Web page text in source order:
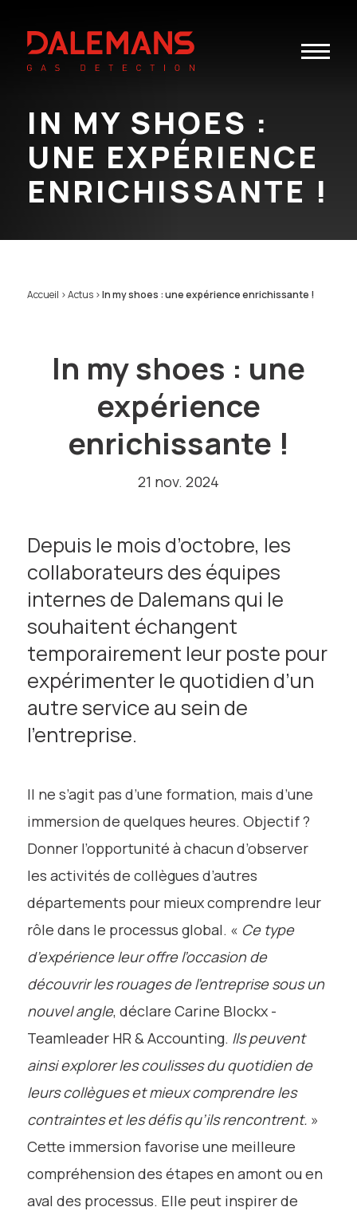
Toggle
IN MY SHOES :
UNE EXPÉRIENCE
ENRICHISSANTE !
Accueil >Actus >In my shoes : une expérience enrichissante !
In my shoes : une
expérience
enrichissante !
21 nov. 2024
Depuis le mois d’octobre, les
collaborateurs des équipes
internes de Dalemans qui le
souhaitent échangent
temporairement leur poste pour
expérimenter le quotidien d’un
autre service au sein de
l’entreprise.
Il ne s’agit pas d’une formation, mais d’une
immersion de quelques heures. Objectif ?
Donner l’opportunité à chacun d’observer
les activités de collègues d’autres
départements pour mieux comprendre leur
rôle dans le processus global. « Ce type
d’expérience leur offre l’occasion de
découvrir les rouages de l’entreprise sous un
nouvel angle, déclare Carine Blockx -
Teamleader HR & Accounting. Ils peuvent
ainsi explorer les coulisses du quotidien de
leurs collègues et mieux comprendre les
contraintes et les défis qu’ils rencontrent. »
Cette immersion favorise une meilleure
compréhension des étapes en amont ou en
aval des processus. Elle peut inspirer de